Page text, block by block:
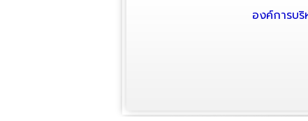
องค์การบ